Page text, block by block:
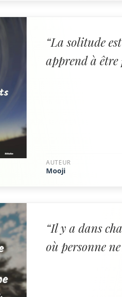
“La solitude
apprend à être
AUTEUR
Mooji
“Il y a dans
où personne